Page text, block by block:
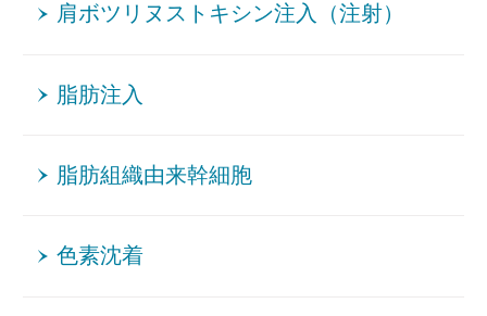
肩ボツリヌストキシン注入（注射）
脂肪注入
脂肪組織由来幹細胞
色素沈着